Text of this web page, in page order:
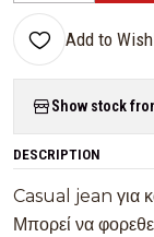
Add to
Show stock
DESCRIPTION
Casual jean για
Μπορεί να